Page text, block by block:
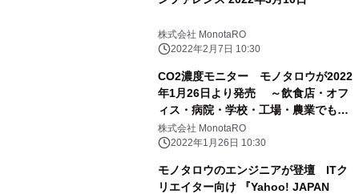
株式会社 MonotaRO
2022年2月7日 10:30
CO2濃度モニター モノタロウが2022
年1月26日より発売 ～飲食店・オフ
ィス・病院・学校・工場・農業でも
リアルタイムにCO2濃度・温度・湿度
の3点を測定～
株式会社 MonotaRO
2022年1月26日 10:30
モノタロウのエンジニアが登壇 ITク
リエイター向け 『Yahoo! JAPAN